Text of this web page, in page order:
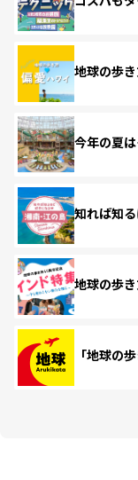
地球の歩
今年の夏
知れば知
地球の歩
「地球の